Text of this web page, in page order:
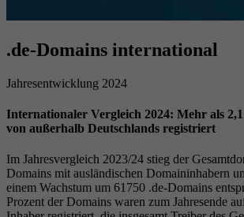
.de-Domains international
Jahresentwicklung 2024
Internationaler Vergleich 2024: Mehr als
von außerhalb Deutschlands registriert
Im Jahresvergleich 2023/24 stieg der
Domains mit ausländischen Domaininhabern
einem Wachstum um 61750 .de-Domains
Prozent der Domains waren zum Jahresende